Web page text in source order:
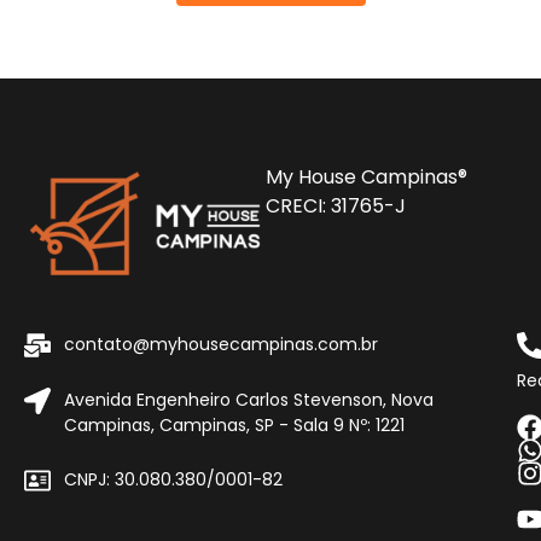
My House Campinas®
CRECI: 31765-J
contato@myhousecampinas.com.br
Avenida Engenheiro Carlos Stevenson, Nova
Campinas, Campinas, SP - Sala 9 Nº: 1221
CNPJ: 30.080.380/0001-82